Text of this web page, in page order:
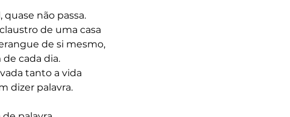
não passa.
de uma casa
de si mesmo,
cada dia.
tanto a vida
dizer palavra.